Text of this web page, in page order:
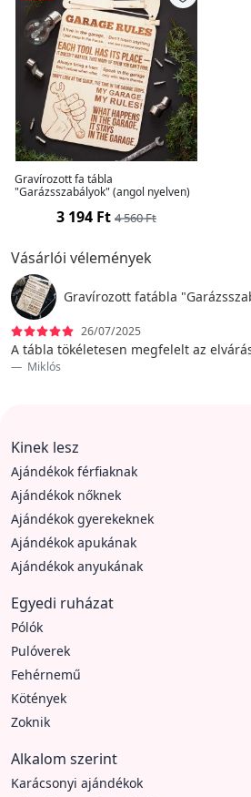
Vásárlói vélemények
Gravírozott fatábla
26/07/2025
A tábla tökéletesen megfelelt az
Miklós
Gravírozott fa tábla
"Garázsszabályok" (angol nyelven)
3 194 Ft 4 560 Ft
Kinek lesz
Ajándékok férfiaknak
Ajándékok nőknek
Ajándékok gyerekeknek
Ajándékok apukának
Ajándékok anyukának
Egyedi ruházat
Pólók
Pulóverek
Fehérnemű
Kötények
Zoknik
Alkalom szerint
Karácsonyi ajándékok